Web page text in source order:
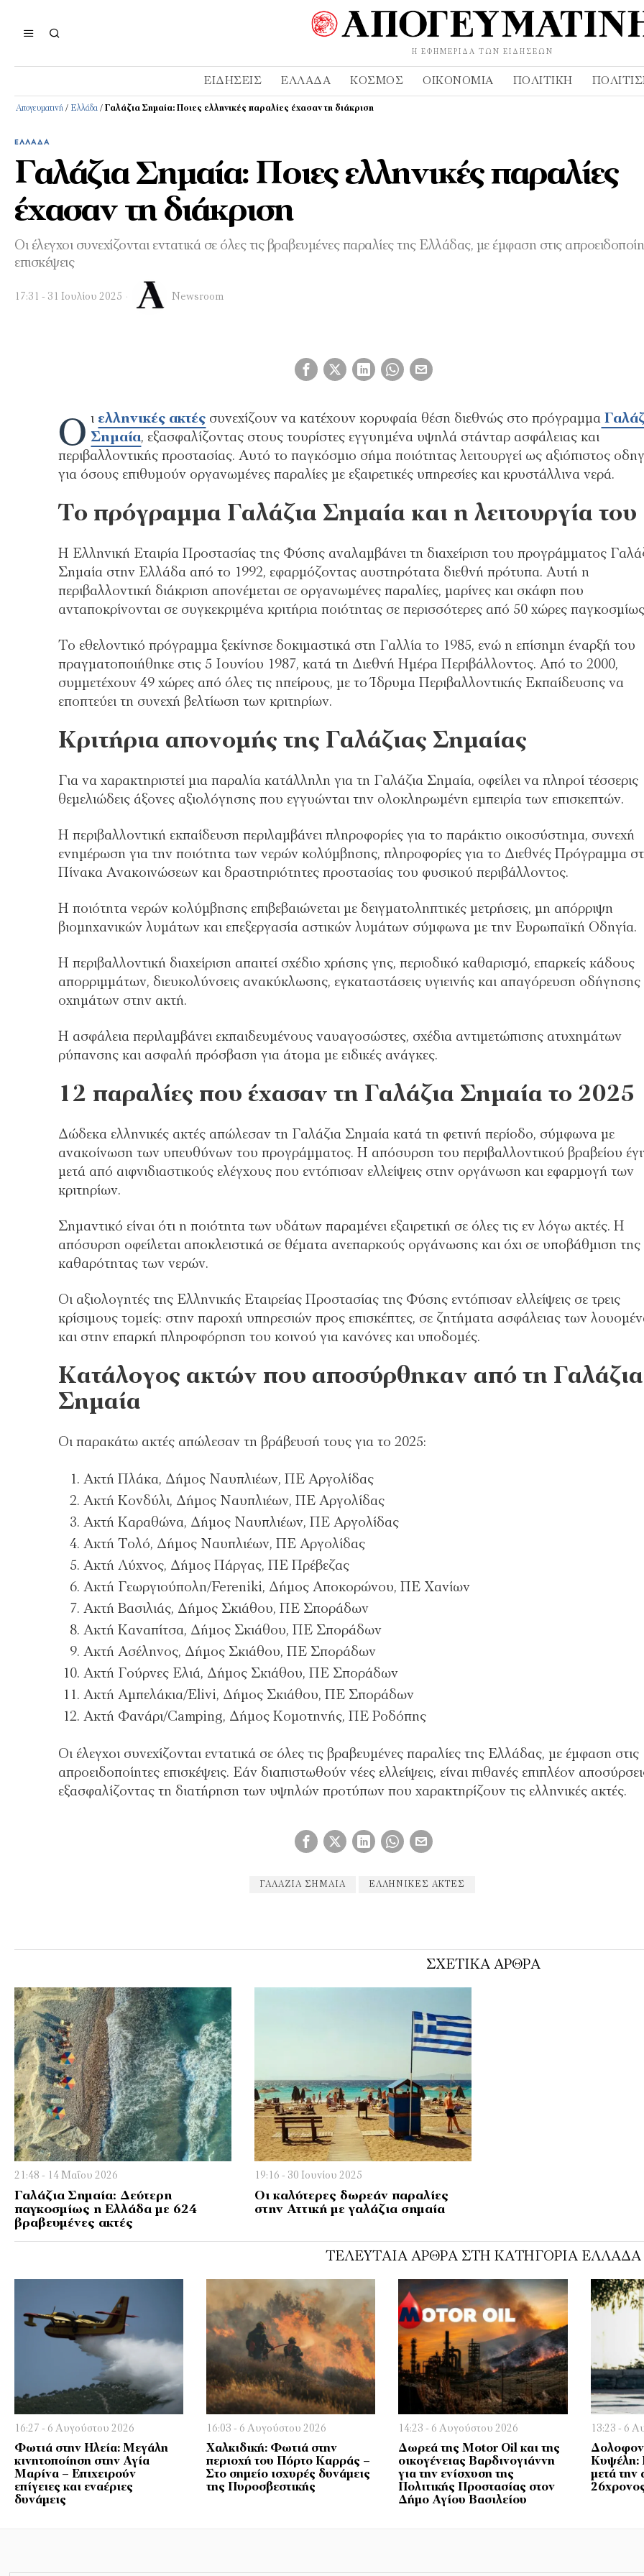
Η ΕΦΗΜΕΡΊΔΑ ΤΩΝ ΕΙΔΉΣΕΩΝ
ΕΙΔΉΣΕΙΣ ΕΛΛΆΔΑ ΚΌΣΜΟΣ ΟΙΚΟΝΟΜΊΑ ΠΟΛΙΤΙΚΉ
Απογευματινή / Ελλάδα / Γαλάζια Σημαία: Ποιες ελληνικές παραλίες έχασαν τη διάκριση
ΕΛΛΆΔΑ
Γαλάζια Σημαία: Ποιες ελληνικές παραλίες
έχασαν τη διάκριση
Οι έλεγχοι συνεχίζονται εντατικά σε όλες τις βραβευμένες παραλίες της Ελλάδας, με έμφαση στις
επισκέψεις
17:31 - 31 Ιουλίου 2025 Newsroom
Ο ι ελληνικές ακτές συνεχίζουν να κατέχουν κορυφαία θέση διεθνώς στο πρόγραμμα
Σημαία, εξασφαλίζοντας στους τουρίστες εγγυημένα υψηλά στάνταρ ασφάλειας και
περιβαλλοντικής προστασίας. Αυτό το παγκόσμιο σήμα ποιότητας λειτουργεί ως αξιόπιστος
για όσους επιθυμούν οργανωμένες παραλίες με εξαιρετικές υπηρεσίες και κρυστάλλινα νερά.
Το πρόγραμμα Γαλάζια Σημαία και η λειτουργία του
Η Ελληνική Εταιρία Προστασίας της Φύσης αναλαμβάνει τη διαχείριση του προγράμματος
Σημαία στην Ελλάδα από το 1992, εφαρμόζοντας αυστηρότατα διεθνή πρότυπα. Αυτή η
περιβαλλοντική διάκριση απονέμεται σε οργανωμένες παραλίες, μαρίνες και σκάφη που
ανταποκρίνονται σε συγκεκριμένα κριτήρια ποιότητας σε περισσότερες από 50 χώρες
Το εθελοντικό πρόγραμμα ξεκίνησε δοκιμαστικά στη Γαλλία το 1985, ενώ η επίσημη έναρξή του
πραγματοποιήθηκε στις 5 Ιουνίου 1987, κατά τη Διεθνή Ημέρα Περιβάλλοντος. Από το 2000,
συμμετέχουν 49 χώρες από όλες τις ηπείρους, με το Ίδρυμα Περιβαλλοντικής Εκπαίδευσης να
εποπτεύει τη συνεχή βελτίωση των κριτηρίων.
Κριτήρια απονομής της Γαλάζιας Σημαίας
Για να χαρακτηριστεί μια παραλία κατάλληλη για τη Γαλάζια Σημαία, οφείλει να πληροί τέσσερις
θεμελιώδεις άξονες αξιολόγησης που εγγυώνται την ολοκληρωμένη εμπειρία των επισκεπτών.
Η περιβαλλοντική εκπαίδευση περιλαμβάνει πληροφορίες για το παράκτιο οικοσύστημα, συνεχή
ενημέρωση για την ποιότητα των νερών κολύμβησης, πληροφορίες για το Διεθνές Πρόγραμμα
Πίνακα Ανακοινώσεων και δραστηριότητες προστασίας του φυσικού περιβάλλοντος.
Η ποιότητα νερών κολύμβησης επιβεβαιώνεται με δειγματοληπτικές μετρήσεις, μη απόρριψη
βιομηχανικών λυμάτων και επεξεργασία αστικών λυμάτων σύμφωνα με την Ευρωπαϊκή Οδηγία.
Η περιβαλλοντική διαχείριση απαιτεί σχέδιο χρήσης γης, περιοδικό καθαρισμό, επαρκείς κάδους
απορριμμάτων, διευκολύνσεις ανακύκλωσης, εγκαταστάσεις υγιεινής και απαγόρευση οδήγησης
οχημάτων στην ακτή.
Η ασφάλεια περιλαμβάνει εκπαιδευμένους ναυαγοσώστες, σχέδια αντιμετώπισης ατυχημάτων
ρύπανσης και ασφαλή πρόσβαση για άτομα με ειδικές ανάγκες.
12 παραλίες που έχασαν τη Γαλάζια Σημαία το 2025
Δώδεκα ελληνικές ακτές απώλεσαν τη Γαλάζια Σημαία κατά τη φετινή περίοδο, σύμφωνα με
ανακοίνωση των υπευθύνων του προγράμματος. Η απόσυρση του περιβαλλοντικού βραβείου
μετά από αιφνιδιαστικούς ελέγχους που εντόπισαν ελλείψεις στην οργάνωση και εφαρμογή των
κριτηρίων.
Σημαντικό είναι ότι η ποιότητα των υδάτων παραμένει εξαιρετική σε όλες τις εν λόγω ακτές. Η
απόσυρση οφείλεται αποκλειστικά σε θέματα ανεπαρκούς οργάνωσης και όχι σε υποβάθμιση της
καθαρότητας των νερών.
Οι αξιολογητές της Ελληνικής Εταιρείας Προστασίας της Φύσης εντόπισαν ελλείψεις σε τρεις
κρίσιμους τομείς: στην παροχή υπηρεσιών προς επισκέπτες, σε ζητήματα ασφάλειας των
και στην επαρκή πληροφόρηση του κοινού για κανόνες και υποδομές.
Κατάλογος ακτών που αποσύρθηκαν από τη Γαλάζια
Σημαία
Οι παρακάτω ακτές απώλεσαν τη βράβευσή τους για το 2025:
Ακτή Πλάκα, Δήμος Ναυπλιέων, ΠΕ Αργολίδας
Ακτή Κονδύλι, Δήμος Ναυπλιέων, ΠΕ Αργολίδας
Ακτή Καραθώνα, Δήμος Ναυπλιέων, ΠΕ Αργολίδας
Ακτή Τολό, Δήμος Ναυπλιέων, ΠΕ Αργολίδας
Ακτή Λύχνος, Δήμος Πάργας, ΠΕ Πρέβεζας
Ακτή Γεωργιούπολη/Fereniki, Δήμος Αποκορώνου, ΠΕ Χανίων
Ακτή Βασιλιάς, Δήμος Σκιάθου, ΠΕ Σποράδων
Ακτή Καναπίτσα, Δήμος Σκιάθου, ΠΕ Σποράδων
Ακτή Ασέληνος, Δήμος Σκιάθου, ΠΕ Σποράδων
Ακτή Γούρνες Ελιά, Δήμος Σκιάθου, ΠΕ Σποράδων
Ακτή Αμπελάκια/Elivi, Δήμος Σκιάθου, ΠΕ Σποράδων
Ακτή Φανάρι/Camping, Δήμος Κομοτηνής, ΠΕ Ροδόπης
Οι έλεγχοι συνεχίζονται εντατικά σε όλες τις βραβευμένες παραλίες της Ελλάδας, με έμφαση στις
απροειδοποίητες επισκέψεις. Εάν διαπιστωθούν νέες ελλείψεις, είναι πιθανές επιπλέον
εξασφαλίζοντας τη διατήρηση των υψηλών προτύπων που χαρακτηρίζουν τις ελληνικές ακτές.
ΓΑΛΆΖΙΑ ΣΗΜΑΊΑ ΕΛΛΗΝΙΚΈΣ ΑΚΤΈΣ
ΣΧΕΤΙΚΑ ΑΡΘΡΑ
21:48 - 14 Μαΐου 2026
Γαλάζια Σημαία: Δεύτερη
παγκοσμίως η Ελλάδα με 624
βραβευμένες ακτές
19:16 - 30 Ιουνίου 2025
Οι καλύτερες δωρεάν παραλίες
στην Αττική με γαλάζια σημαία
ΤΕΛΕΥΤΑΊΑ ΆΡΘΡΑ ΣΤΗ ΚΑΤΗΓΟΡΊΑ ΕΛΛΆΔΑ
16:27 - 6 Αυγούστου 2026
Φωτιά στην Ηλεία: Μεγάλη
κινητοποίηση στην Αγία
Μαρίνα – Επιχειρούν
επίγειες και εναέριες
δυνάμεις
16:03 - 6 Αυγούστου 2026
Χαλκιδική: Φωτιά στην
περιοχή του Πόρτο Καρράς –
Στο σημείο ισχυρές δυνάμεις
της Πυροσβεστικής
14:23 - 6 Αυγούστου 2026
Δωρεά της Motor Oil και της
οικογένειας Βαρδινογιάννη
για την ενίσχυση της
Πολιτικής Προστασίας στον
Δήμο Αγίου Βασιλείου
13:23 - 6
Κυψέλη:
μετά την